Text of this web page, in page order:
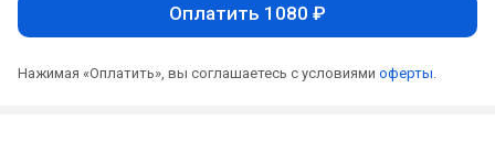
Оплатить 1080 ₽
Нажимая «Оплатить», вы соглашаетесь с условиями оферты